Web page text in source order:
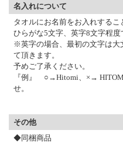
名入れについて
タオルにお名前をお入れするこ
ひらがな5文字、英字8文字程度
※英字の場合、最初の文字は大
て頂きます。
予めご了承ください。
『例』 ○→Hitomi、×→
せ。
その他
◆同梱商品